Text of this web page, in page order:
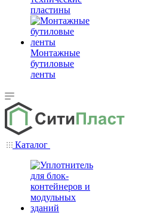
пластины
Монтажные
бутиловые
ленты
Каталог